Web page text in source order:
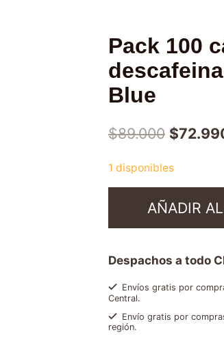
Pack 100
Blue
$89.000 $
1 disponibles
AÑADIR
Despachos a todo
Envíos gratis por
Central.
Envío gratis por
región.